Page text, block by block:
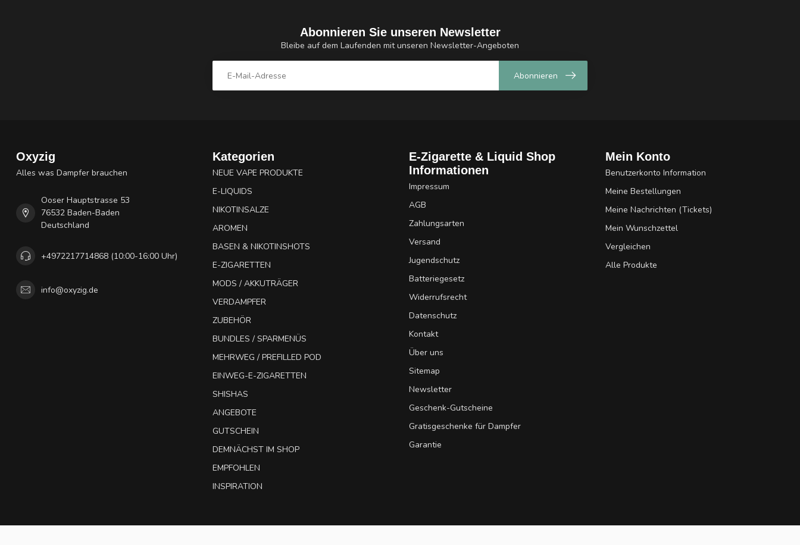
Abonnieren Sie unseren Newsletter
Bleibe auf dem Laufenden mit unseren Newsletter-Angeboten
Abonnieren
Oxyzig
Alles was Dampfer brauchen
Ooser Hauptstrasse 53
76532 Baden-Baden
Deutschland
+4972217714868 (10:00-16:00 Uhr)
info@oxyzig.de
Kategorien
NEUE VAPE PRODUKTE
E-LIQUIDS
NIKOTINSALZE
AROMEN
BASEN & NIKOTINSHOTS
E-ZIGARETTEN
MODS / AKKUTRÄGER
VERDAMPFER
ZUBEHÖR
BUNDLES / SPARMENÜS
MEHRWEG / PREFILLED POD
EINWEG-E-ZIGARETTEN
SHISHAS
ANGEBOTE
GUTSCHEIN
DEMNÄCHST IM SHOP
EMPFOHLEN
INSPIRATION
E-Zigarette & Liquid Shop
Informationen
Impressum
AGB
Zahlungsarten
Versand
Jugendschutz
Batteriegesetz
Widerrufsrecht
Datenschutz
Kontakt
Über uns
Sitemap
Newsletter
Geschenk-Gutscheine
Gratisgeschenke für Dampfer
Garantie
Mein Konto
Benutzerkonto Information
Meine Bestellungen
Meine Nachrichten (Tickets)
Mein Wunschzettel
Vergleichen
Alle Produkte